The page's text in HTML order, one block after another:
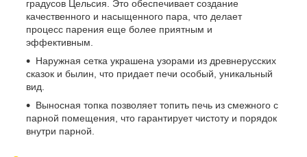
градусов Цельсия. Это обеспечивает создание
качественного и насыщенного пара, что делает
процесс парения еще более приятным и
эффективным.
Наружная сетка украшена узорами из древнерусских
сказок и былин, что придает печи особый, уникальный
вид.
Выносная топка позволяет топить печь из смежного с
парной помещения, что гарантирует чистоту и порядок
внутри парной.